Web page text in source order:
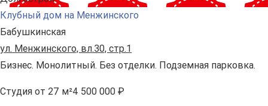
Клубный дом на Менжинского
Бабушкинская
ул. Менжинского, вл.30, стр.1
Бизнес. Монолитный. Без отделки. Подземная парковка.
Студия от 27 м²4 500 000 ₽